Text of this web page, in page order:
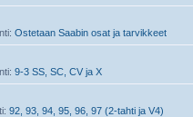
Ostetaan Saabin osat ja tarvikkeet
9-3 SS, SC, CV ja X
92, 93, 94, 95, 96, 97 (2-tahti ja V4)